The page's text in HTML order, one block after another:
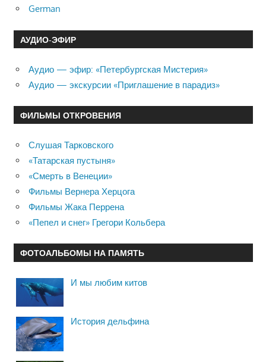
German
АУДИО-ЭФИР
Аудио — эфир: «Петербургская Мистерия»
Аудио — экскурсии «Приглашение в парадиз»
ФИЛЬМЫ ОТКРОВЕНИЯ
Слушая Тарковского
«Татарская пустыня»
«Смерть в Венеции»
Фильмы Вернера Херцога
Фильмы Жака Перрена
«Пепел и снег» Грегори Кольбера
ФОТОАЛЬБОМЫ НА ПАМЯТЬ
И мы любим китов
История дельфина